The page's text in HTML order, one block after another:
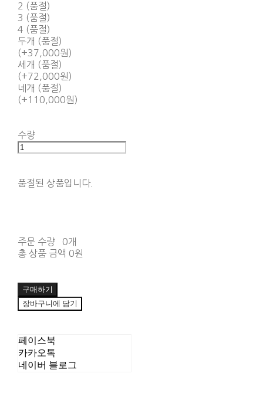
2 (품절)
3 (품절)
4 (품절)
두개 (품절)
(+37,000원)
세개 (품절)
(+72,000원)
네개 (품절)
(+110,000원)
수량
품절된 상품입니다.
주문 수량
0개
총 상품 금액 0원
구매하기
장바구니에 담기
페이스북
카카오톡
네이버 블로그